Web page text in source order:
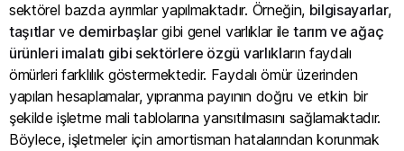
sektörel bazda ayrımlar yapılmaktadır. Örneğin, bilgisayarlar,
taşıtlarve demirbaşlargibi genel varlıklar iletarım ve ağaç
ürünleri imalatı gibi sektörlere özgü varlıkların faydalı
ömürleri farklılık göstermektedir. Faydalı ömür üzerinden
yapılan hesaplamalar, yıpranma payının doğru ve etkin bir
şekilde işletme mali tablolarına yansıtılmasını sağlamaktadır.
Böylece, işletmeler için amortisman hatalarından korunmak